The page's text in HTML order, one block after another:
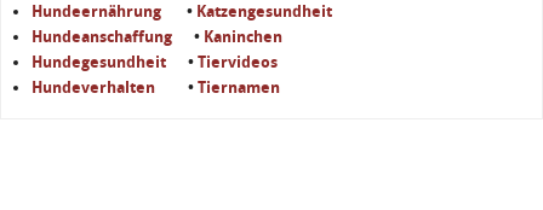
Hundeernährung • Katzengesundheit
Hundeanschaffung • Kaninchen
Hundegesundheit • Tiervideos
Hundeverhalten • Tiernamen